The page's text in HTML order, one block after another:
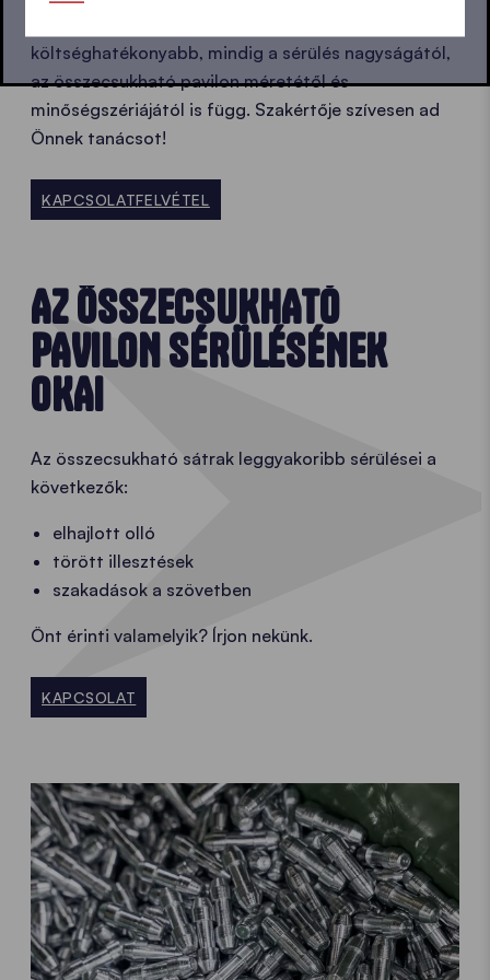
költséghatékonyabb, mindig a sérülés nagyságától,
az összecsukható pavilon méretétől és
minőségszériájától is függ. Szakértője szívesen ad
Önnek tanácsot!
KAPCSOLATFELVÉTEL
AZ ÖSSZECSUKHATÓ
PAVILON SÉRÜLÉSÉNEK
OKAI
Az összecsukható sátrak leggyakoribb sérülései a
következők:
elhajlott olló
törött illesztések
szakadások a szövetben
Önt érinti valamelyik? Írjon nekünk.
KAPCSOLAT